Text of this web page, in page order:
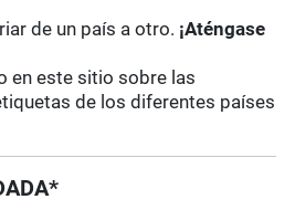
de un país a otro. ¡Aténgase
en este sitio sobre las
de los diferentes países